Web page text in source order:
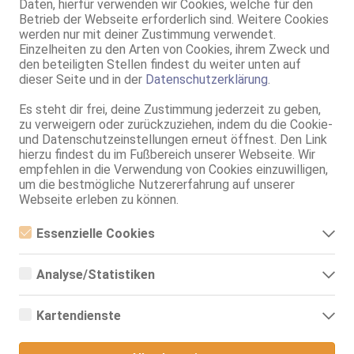
Daten, hierfür verwenden wir Cookies, welche für den
Betrieb der Webseite erforderlich sind. Weitere Cookies
werden nur mit deiner Zustimmung verwendet.
Einzelheiten zu den Arten von Cookies, ihrem Zweck und
den beteiligten Stellen findest du weiter unten auf
dieser Seite und in der Datenschutzerklärung.
Es steht dir frei, deine Zustimmung jederzeit zu geben,
zu verweigern oder zurückzuziehen, indem du die Cookie-
und Datenschutzeinstellungen erneut öffnest. Den Link
hierzu findest du im Fußbereich unserer Webseite. Wir
empfehlen in die Verwendung von Cookies einzuwilligen,
um die bestmögliche Nutzererfahrung auf unserer
Webseite erleben zu können.
Essenzielle Cookies
Essenzielle Cookies sind alle notwendigen Cookies, die für den
ermöglicht werden. Die Webseite kann ohne diese Cookies nicht
Analyse/Statistiken
Analyse- bzw. Statistikcookies sind Cookies, die der Analyse der
Zugriffsstatistiken dienen. Sie helfen den Webseiten-Besitzern zu
Informationen anonym gesammelt und gemeldet werden.
Kartendienste
Münster
Höltenweg 49
Ella im Studio Royal
Studio Royal
ZK, AV, 69, GF6, DT, NSa, devot
Hamm
Sandra New
69, DT, NSa, devot, BV, Schmu., Kuscheln, EL
Münster
Höltenweg 49
Studio Royal
23 Jahre, 75A, KF 34, 1.58m, 50 kg, total rasiert, mitteleuropäisch